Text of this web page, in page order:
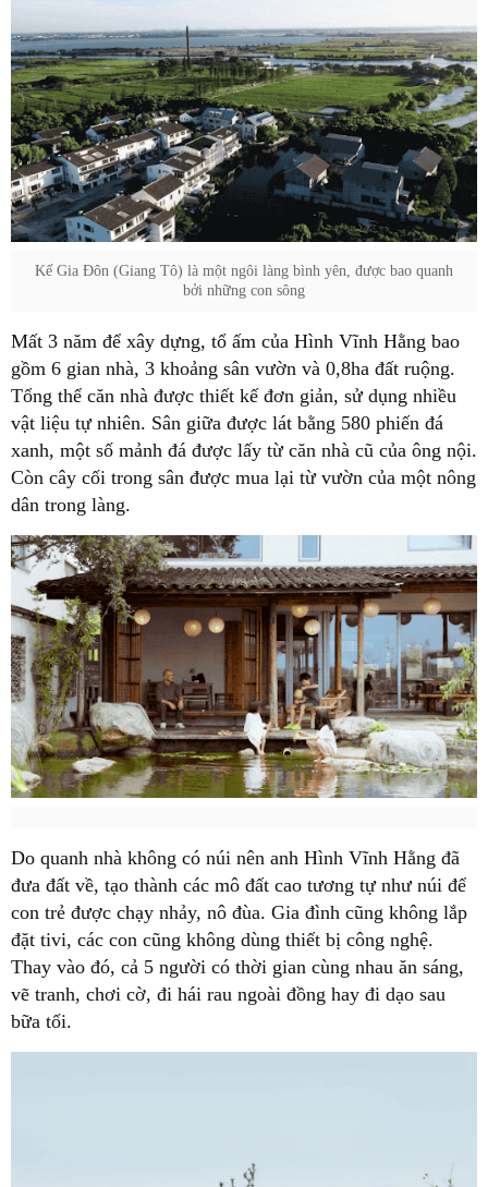
Kế Gia Đôn (Giang Tô) là một ngôi làng bình yên, được bao quanh
bởi những con sông
Mất 3 năm để xây dựng, tổ ấm của Hình Vĩnh Hằng bao
gồm 6 gian nhà, 3 khoảng sân vườn và 0,8ha đất ruộng.
Tổng thể căn nhà được thiết kế đơn giản, sử dụng nhiều
vật liệu tự nhiên. Sân giữa được lát bằng 580 phiến đá
xanh, một số mảnh đá được lấy từ căn nhà cũ của ông nội.
Còn cây cối trong sân được mua lại từ vườn của một nông
dân trong làng.
Do quanh nhà không có núi nên anh Hình Vĩnh Hằng đã
đưa đất về, tạo thành các mô đất cao tương tự như núi để
con trẻ được chạy nhảy, nô đùa. Gia đình cũng không lắp
đặt tivi, các con cũng không dùng thiết bị công nghệ.
Thay vào đó, cả 5 người có thời gian cùng nhau ăn sáng,
vẽ tranh, chơi cờ, đi hái rau ngoài đồng hay đi dạo sau
bữa tối.